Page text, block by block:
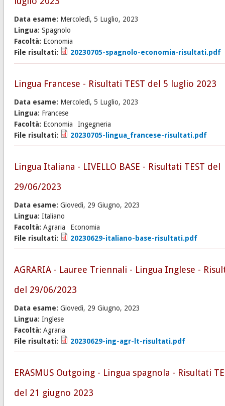
Data esame: Mercoledì, 5 Luglio, 2023
Lingua: Spagnolo
Facoltà: Economia
File risultati:
20230705-spagnolo-economia-risultati.pdf
Lingua Francese - Risultati TEST del 5 luglio 2023
Data esame: Mercoledì, 5 Luglio, 2023
Lingua: Francese
Facoltà: Economia
Ingegneria
File risultati:
20230705-lingua_francese-risultati.pdf
Lingua Italiana - LIVELLO BASE - Risultati TEST del
29/06/2023
Data esame: Giovedì, 29 Giugno, 2023
Lingua: Italiano
Facoltà: Agraria
Economia
File risultati:
20230629-italiano-base-risultati.pdf
AGRARIA - Lauree Triennali - Lingua Inglese -
del 29/06/2023
Data esame: Giovedì, 29 Giugno, 2023
Lingua: Inglese
Facoltà: Agraria
File risultati:
20230629-ing-agr-lt-risultati.pdf
ERASMUS Outgoing - Lingua spagnola - Risultati
del 21 giugno 2023